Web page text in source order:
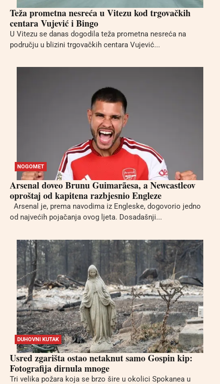
Teža prometna nesreća u Vitezu kod trgovačkih
centara Vujević i Bingo
U Vitezu se danas dogodila teža prometna nesreća na
području u blizini trgovačkih centara Vujević...
NOGOMET
Arsenal doveo Brunu Guimarãesa, a Newcastleov
oproštaj od kapitena razbjesnio Engleze
Arsenal je, prema navodima iz Engleske, dogovorio jedno
od najvećih pojačanja ovog ljeta. Dosadašnji...
DUHOVNI KUTAK
Usred zgarišta ostao netaknut samo Gospin kip:
Fotografija dirnula mnoge
Tri velika požara koja se brzo šire u okolici Spokanea u